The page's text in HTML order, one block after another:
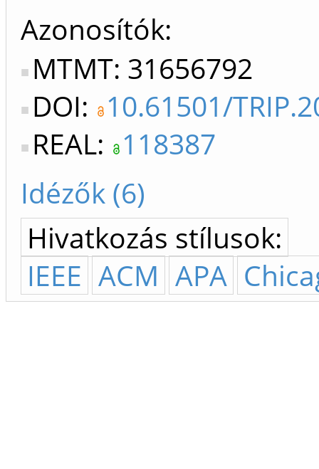
Azonosítók
MTMT: 31656792
DOI: 10.61501/
REAL: 118387
Idézők (6)
Hivatkozás stílusok:
IEEE ACM APA